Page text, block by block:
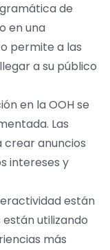
de
en una
permite a las
a su público
en la OOH se
Las
crear anuncios
intereses y
están
utilizando
más